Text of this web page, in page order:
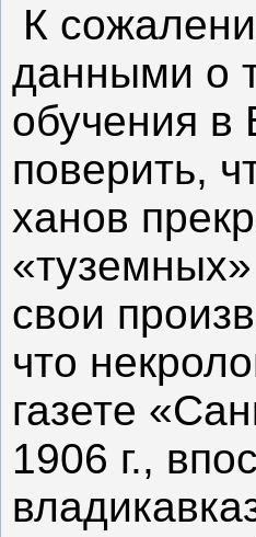
К
данными о
обучения в
поверить,
ханов
свои
что
газете
1906 г.,